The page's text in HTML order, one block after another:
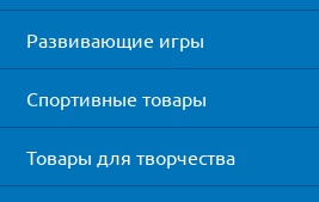
Развивающие игры
Спортивные товары
Товары для творчества